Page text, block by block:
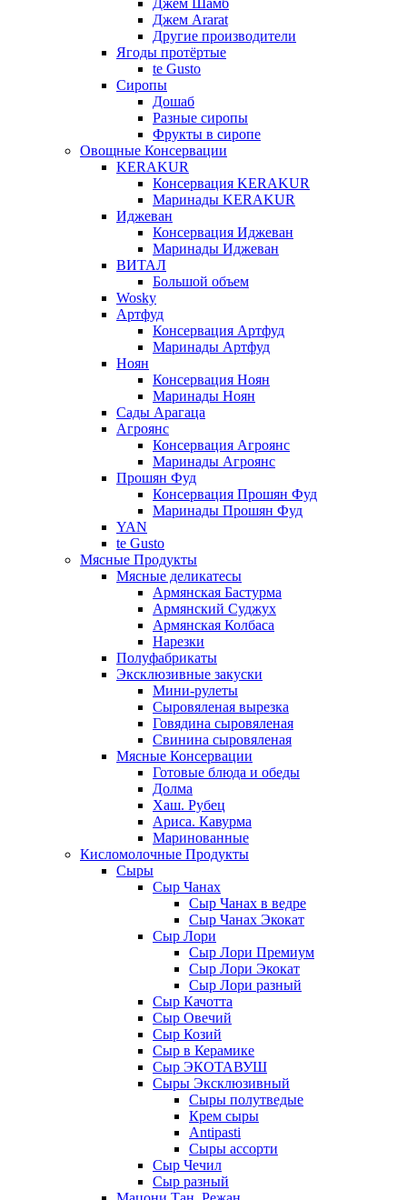
Джем Шамб
Джем Ararat
Другие производители
Ягоды протёртые
te Gusto
Сиропы
Дошаб
Разные сиропы
Фрукты в сиропе
Овощные Консервации
KERAKUR
Консервация KERAKUR
Маринады KERAKUR
Иджеван
Консервация Иджеван
Маринады Иджеван
ВИТАЛ
Большой объем
Wosky
Артфуд
Консервация Артфуд
Маринады Артфуд
Ноян
Консервация Ноян
Маринады Ноян
Сады Арагаца
Агроянс
Консервация Агроянс
Маринады Агроянс
Прошян Фуд
Консервация Прошян Фуд
Маринады Прошян Фуд
YAN
te Gusto
Мясные Продукты
Мясные деликатесы
Армянская Бастурма
Армянский Суджух
Армянская Колбаса
Нарезки
Полуфабрикаты
Эксклюзивные закуски
Мини-рулеты
Сыровяленая вырезка
Говядина сыровяленая
Свинина сыровяленая
Мясные Консервации
Готовые блюда и обеды
Долма
Хаш. Рубец
Ариса. Кавурма
Маринованные
Кисломолочные Продукты
Сыры
Сыр Чанах
Сыр Чанах в ведре
Сыр Чанах Экокат
Сыр Лори
Сыр Лори Премиум
Сыр Лори Экокат
Сыр Лори разный
Сыр Качотта
Сыр Овечий
Сыр Козий
Сыр в Керамике
Сыр ЭКОТАВУШ
Сыры Эксклюзивный
Сыры полутведые
Крем сыры
Antipasti
Сыры ассорти
Сыр Чечил
Сыр разный